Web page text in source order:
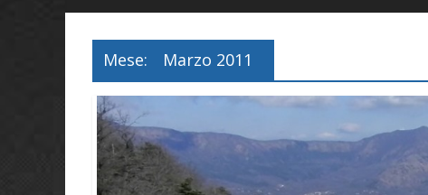
della
MTB
in
Piemonte
Mese: Marzo 2011